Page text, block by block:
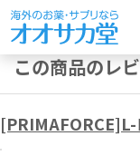
この商品のレ
[PRIMAFORCE]L-